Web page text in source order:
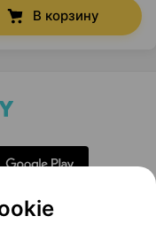
В корзину